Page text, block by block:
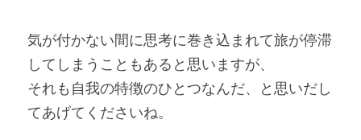
気が付かない間に思考に巻き込まれて旅が停滞
してしまうこともあると思いますが、
それも自我の特徴のひとつなんだ、と思いだし
てあげてくださいね。